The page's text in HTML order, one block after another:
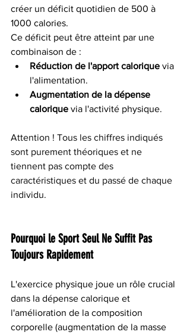
créer un déficit quotidien de 500 à
1000 calories.
Ce déficit peut être atteint par une
combinaison de :
Réduction de l'apport calorique via
l'alimentation.
Augmentation de la dépense
calorique via l'activité physique.
Attention ! Tous les chiffres indiqués
sont purement théoriques et ne
tiennent pas compte des
caractéristiques et du passé de chaque
individu.
Pourquoi le Sport Seul Ne Suffit Pas
Toujours Rapidement
L'exercice physique joue un rôle crucial
dans la dépense calorique et
l'amélioration de la composition
corporelle (augmentation de la masse